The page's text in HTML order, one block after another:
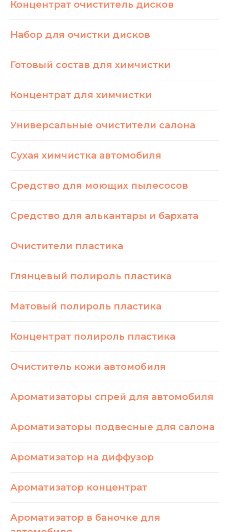
Концентрат очиститель дисков
Набор для очистки дисков
Готовый состав для химчистки
Концентрат для химчистки
Универсальные очистители салона
Сухая химчистка автомобиля
Средство для моющих пылесосов
Средство для алькантары и бархата
Очистители пластика
Глянцевый полироль пластика
Матовый полироль пластика
Концентрат полироль пластика
Очиститель кожи автомобиля
Ароматизаторы спрей для автомобиля
Ароматизаторы подвесные для салона
Ароматизатор на диффузор
Ароматизатор концентрат
Ароматизатор в баночке для